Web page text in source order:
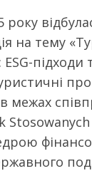
року
на тему
підходи
межах